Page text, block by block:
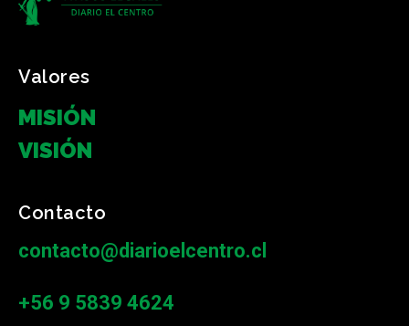
Valores
MISIÓN
VISIÓN
Contacto
contacto@diarioelcentro.cl
+56 9 5839 4624